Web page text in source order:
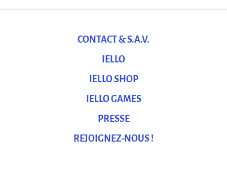
CONTACT & S.A.V.
IELLO
IELLO SHOP
IELLO GAMES
PRESSE
REJOIGNEZ-NOUS !